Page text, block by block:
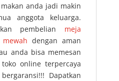
anda jadi makin
anggota keluarga.
pembelian meja
dengan aman
anda bisa memesan
online terpercaya
Dapatkan